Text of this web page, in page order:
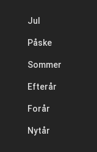
Jul
Påske
Sommer
Efterår
Forår
Nytår